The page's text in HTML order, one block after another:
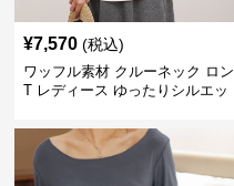
¥7,570 (税込)
ワッフル素材 クルーネック ロン
T レディース ゆったりシルエッ